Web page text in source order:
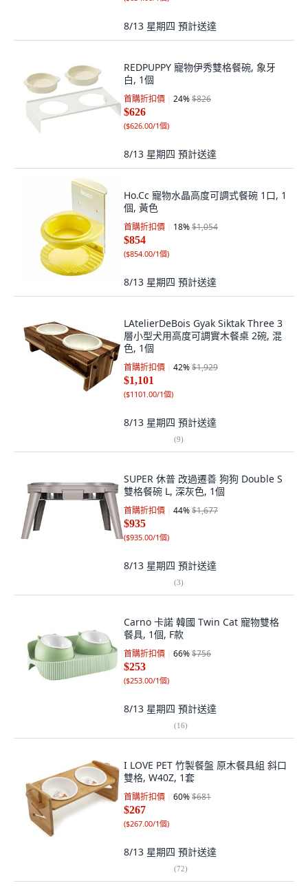
8/13 星期四 預計送達
REDPUPPY 寵物伊秀雙格餐碗, 象牙
白, 1個
首購折扣價 24%$826
$626
($626.00/1個)
8/13 星期四 預計送達
Ho.Cc 寵物水晶高度可調式餐碗 1口, 1
個, 黃色
首購折扣價 18%$1,054
$854
($854.00/1個)
8/13 星期四 預計送達
LAtelierDeBois Gyak Siktak Three 3
層小型犬用高度可調實木餐桌 2碗, 混
色, 1個
首購折扣價 42%$1,929
$1,101
($1101.00/1個)
8/13 星期四 預計送達
(9)
SUPER 休普 改過遷善 狗狗 Double S
雙格餐碗 L, 深灰色, 1個
首購折扣價 44%$1,677
$935
($935.00/1個)
8/13 星期四 預計送達
(3)
Carno 卡諾 韓國 Twin Cat 寵物雙格
餐具, 1個, F款
首購折扣價 66%$756
$253
($253.00/1個)
8/13 星期四 預計送達
(16)
I LOVE PET 竹製餐盤 原木餐具組 斜口
雙格, W40Z, 1套
首購折扣價 60%$681
$267
($267.00/1個)
8/13 星期四 預計送達
(72)